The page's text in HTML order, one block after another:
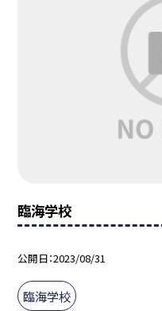
臨海学校
公開日 2023/08/31
臨海学校